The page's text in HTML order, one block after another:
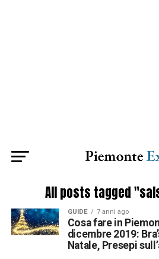
All posts tagged
GUIDE 7 anni ago
Cosa fare in
dicembre 2019:
Natale, Presepi